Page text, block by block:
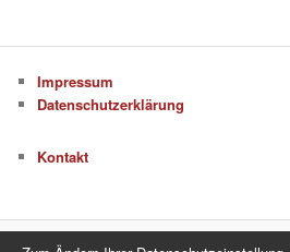
Impressum
Datenschutzerklärung
Kontakt